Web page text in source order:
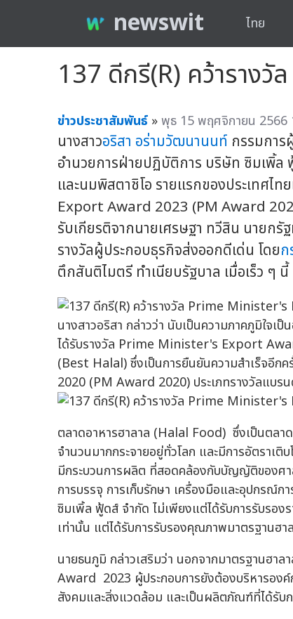
newswit ไทย
137 ดีกรี(R) คว้าราง
ข่าวประชาสัมพันธ์ »พุธ 15 พฤศจิกายน 2566
นางสาวอริสา อร่ามวัฒนานนท์ กรรมการ
อำนวยการฝ่ายปฏิบัติการ บริษัท ซิมเพิ้
และนมพิสตาชิโอ รายแรกของประเทศ
Export Award 2023 (PM Award
รับเกียรติจากนายเศรษฐา ทวีสิน นายกรั
รางวัลผู้ประกอบธุรกิจส่งออกดีเด่น โดยก
ตึกสันติไมตรี ทำเนียบรัฐบาล เมื่อเร็ว ๆ นี้
นางสาวอริสา กล่าวว่า นับเป็นความภาคภูมิใจ
ได้รับรางวัล Prime Minister's Export
(Best Halal) ซึ่งเป็นการยืนยันความสำเร็จอี
2020 (PM Award 2020) ประเภทรางวัลแบ
ตลาดอาหารฮาลาล (Halal Food) ซึ่งเป็นตล
จำนวนมากกระจายอยู่ทั่วโลก และมีการอัตราเ
มีกระบวนการผลิต ที่สอดคล้องกับบัญญัติของศา
การบรรจุ การเก็บรักษา เครื่องมือและอุปกรณ์
ซิมเพิ้ล ฟู้ดส์ จำกัด ไม่เพียงแต่ได้รับการรับรอ
เท่านั้น แต่ได้รับการรับรองคุณภาพมาตรฐานฮา
นายธนภูมิ กล่าวเสริมว่า นอกจากมาตรฐานฮ
Award 2023 ผู้ประกอบการยังต้องบริหารองค์
สังคมและสิ่งแวดล้อม และเป็นผลิตภัณฑ์ที่ได้รับ